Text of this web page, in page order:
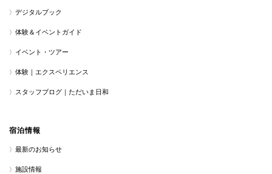
デジタルブック
体験＆イベントガイド
イベント・ツアー
体験｜エクスペリエンス
スタッフブログ｜ただいま日和
宿泊情報
最新のお知らせ
施設情報